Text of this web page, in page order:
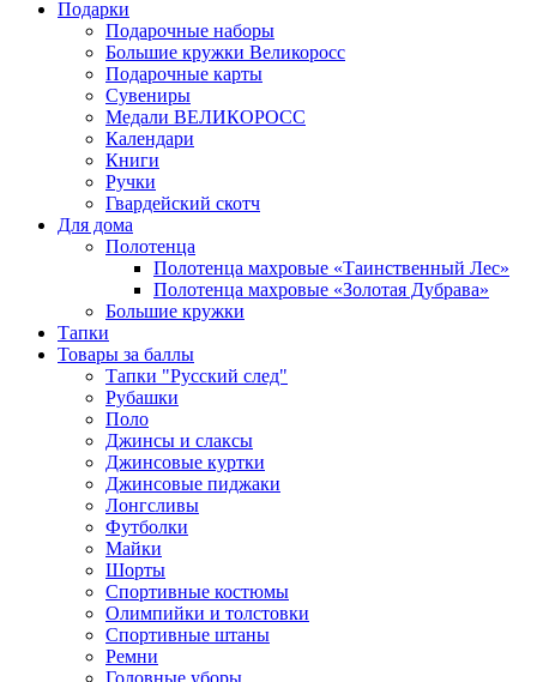
Подарки
Подарочные наборы
Большие кружки Великоросс
Подарочные карты
Сувениры
Медали ВЕЛИКОРОСС
Календари
Книги
Ручки
Гвардейский скотч
Для дома
Полотенца
Полотенца махровые «Таинственный Лес»
Полотенца махровые «Золотая Дубрава»
Большие кружки
Тапки
Товары за баллы
Тапки "Русский след"
Рубашки
Поло
Джинсы и слаксы
Джинсовые куртки
Джинсовые пиджаки
Лонгсливы
Футболки
Майки
Шорты
Спортивные костюмы
Олимпийки и толстовки
Спортивные штаны
Ремни
Головные уборы